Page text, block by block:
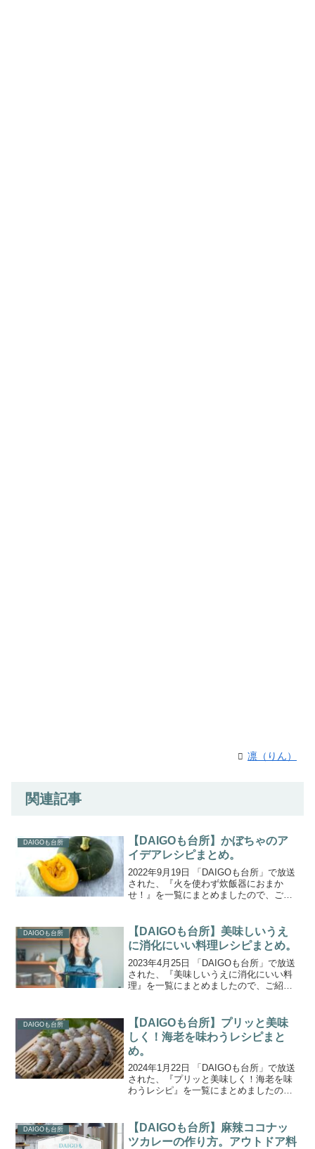
凛（りん）
関連記事
DAIGOも台所
【DAIGOも台所】かぼちゃのア
イデアレシピまとめ。
2022年9月19日 「DAIGOも台所」で放送
された、『火を使わず炊飯器におまか
せ！』を一覧にまとめましたので、ご紹
指を切ってしまい、以来かぼちゃ料理を
封印しています...
DAIGOも台所
【DAIGOも台所】美味しいうえ
に消化にいい料理レシピまとめ。
2023年4月25日 「DAIGOも台所」で放送
された、『美味しいうえに消化にいい料
理』を一覧にまとめましたので、ご紹介
です！冷たいものや刺激物を食べると胃
がキリキリ、...
DAIGOも台所
【DAIGOも台所】プリッと美味
しく！海老を味わうレシピまと
め。
2024年1月22日 「DAIGOも台所」で放送
された、『プリッと美味しく！海老を味
わうレシピ』を一覧にまとめましたの
が考えた超美味しい本日の推し料理は、
「海老の北京風...
DAIGOも台所
【DAIGOも台所】麻辣ココナッ
ツカレーの作り方。アウトドア料